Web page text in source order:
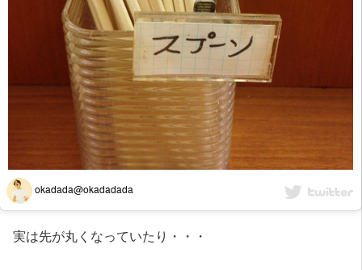
okadada@okadadada
実は先が丸くなっていたり・・・